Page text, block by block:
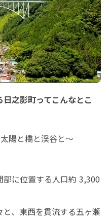
之影町ってこんなとこ
陽と橋と渓谷と～
に位置する人口約 3,300
、東西を貫流する五ヶ瀬